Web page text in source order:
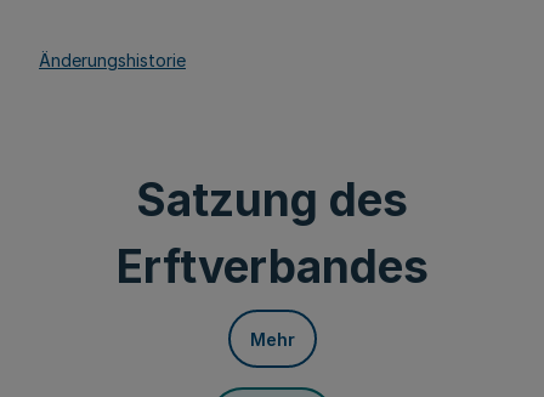
Änderungshistorie
Satzung des
Erftverbandes
Mehr